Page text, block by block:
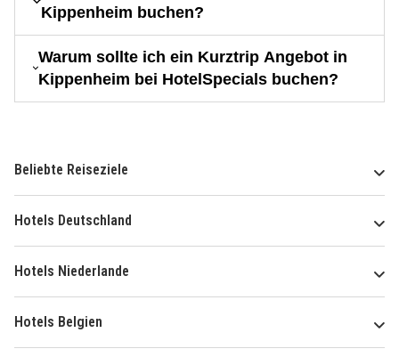
Kippenheim buchen?
Warum sollte ich ein Kurztrip Angebot in
Kippenheim bei HotelSpecials buchen?
Beliebte Reiseziele
Hotels Deutschland
Hotels Niederlande
Hotels Belgien